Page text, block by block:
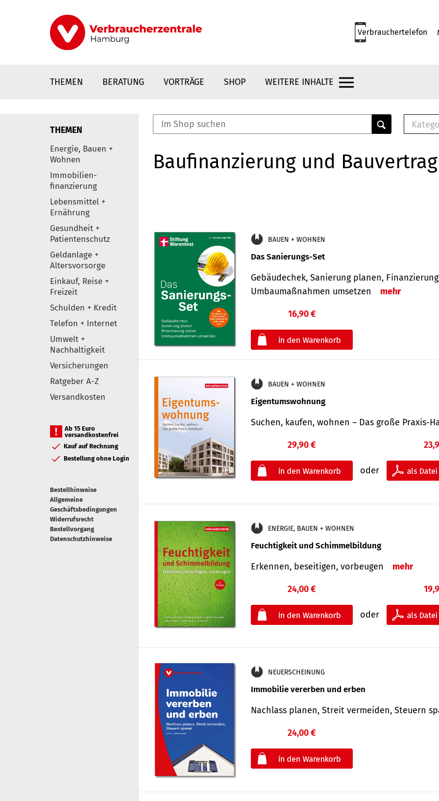
Verbrauchertelefon
THEMEN BERATUNG VORTRÄGE SHOP WEITERE INHALTE
Elemente
THEMEN
Energie, Bauen +
Wohnen
Immobilien-
finanzierung
Lebensmittel +
Ernährung
Gesundheit +
Patientenschutz
Geldanlage +
Altersvorsorge
Einkauf, Reise +
Freizeit
Schulden + Kredit
Telefon + Internet
Umwelt +
Nachhaltigkeit
Versicherungen
Ratgeber A-Z
Versandkosten
Ab 15 Euro
versandkostenfrei
Kauf auf Rechnung
Bestellung ohne Login
Bestellhinweise
Allgemeine
Geschäftsbedingungen
Widerrufsrecht
Bestellvorgang
Datenschutzhinweise
E-
Baufinanzierung und Bauvertrag
BAUEN + WOHNEN
Das Sanierungs-Set
Gebäudechek, Sanierung planen,
Umbaumaßnahmen umsetzen
mehr
16,90 €
BAUEN + WOHNEN
Eigentumswohnung
Suchen, kaufen, wohnen – Das große Praxis-
29,90 €
oder
ENERGIE, BAUEN + WOHNEN
Feuchtigkeit und Schimmelbildung
Erkennen, beseitigen, vorbeugen mehr
24,00 €
oder
NEUERSCHEINUNG
Immobilie vererben und erben
Nachlass planen, Streit vermeiden, Steuern
24,00 €